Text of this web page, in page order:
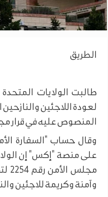
الطريق
طالبت الولايات
لعودة اللاجئين
المنصوص عليه في قرار مجلس
وقال حساب "السفارة
على منصة "إكس" إن
وآمنة وكريمة للاجئين